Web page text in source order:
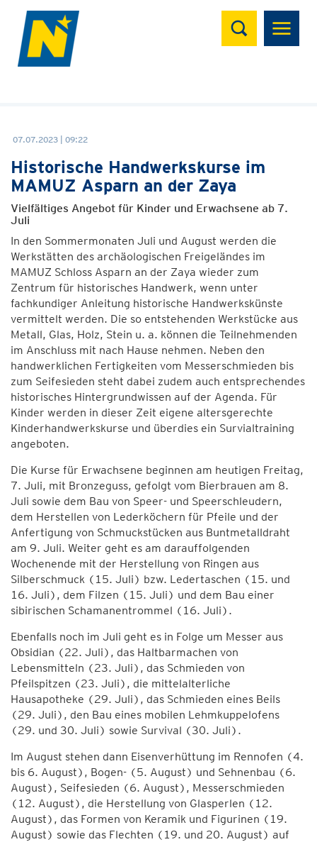
Suchen
07.07.2023 | 09:22
Historische Handwerkskurse im
MAMUZ Asparn an der Zaya
Vielfältiges Angebot für Kinder und Erwachsene ab 7.
Juli
In den Sommermonaten Juli und August werden die
Werkstätten des archäologischen Freigeländes im
MAMUZ Schloss Asparn an der Zaya wieder zum
Zentrum für historisches Handwerk, wenn unter
fachkundiger Anleitung historische Handwerkskünste
vermittelt werden. Die so entstehenden Werkstücke aus
Metall, Glas, Holz, Stein u. a. können die Teilnehmenden
im Anschluss mit nach Hause nehmen. Neben den
handwerklichen Fertigkeiten vom Messerschmieden bis
zum Seifesieden steht dabei zudem auch entsprechendes
historisches Hintergrundwissen auf der Agenda. Für
Kinder werden in dieser Zeit eigene altersgerechte
Kinderhandwerkskurse und überdies ein Survialtraining
angeboten.
Die Kurse für Erwachsene beginnen am heutigen Freitag,
7. Juli, mit Bronzeguss, gefolgt vom Bierbrauen am 8.
Juli sowie dem Bau von Speer- und Speerschleudern,
dem Herstellen von Lederköchern für Pfeile und der
Anfertigung von Schmuckstücken aus Buntmetalldraht
am 9. Juli. Weiter geht es am darauffolgenden
Wochenende mit der Herstellung von Ringen aus
Silberschmuck (15. Juli) bzw. Ledertaschen (15. und
16. Juli), dem Filzen (15. Juli) und dem Bau einer
sibirischen Schamanentrommel (16. Juli).
Ebenfalls noch im Juli geht es in Folge um Messer aus
Obsidian (22. Juli), das Haltbarmachen von
Lebensmitteln (23. Juli), das Schmieden von
Pfeilspitzen (23. Juli), die mittelalterliche
Hausapotheke (29. Juli), das Schmieden eines Beils
(29. Juli), den Bau eines mobilen Lehmkuppelofens
(29. und 30. Juli) sowie Survival (30. Juli).
Im August stehen dann Eisenverhüttung im Rennofen (4.
bis 6. August), Bogen- (5. August) und Sehnenbau (6.
August), Seifesieden (6. August), Messerschmieden
(12. August), die Herstellung von Glasperlen (12.
August), das Formen von Keramik und Figurinen (19.
August) sowie das Flechten (19. und 20. August) auf